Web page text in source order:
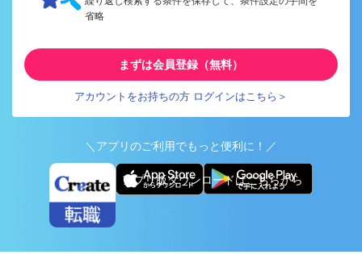
省略
まずは会員登録（無料）
アカウントをお持ちの方 ログインはこちら＞
＼アプリのご利用でもっと便利に！／
アプリ版ダウンロードはこちらから